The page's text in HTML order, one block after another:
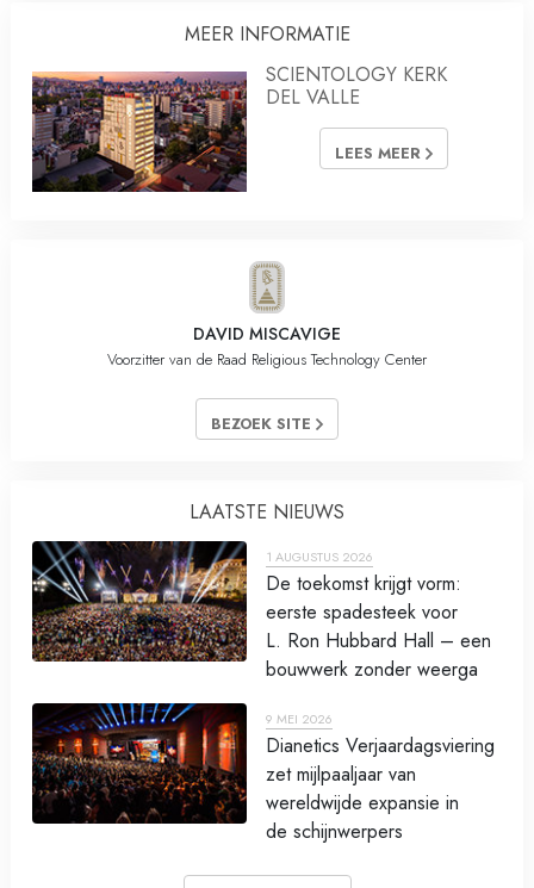
MEER INFORMATIE
SCIENTOLOGY KERK
DEL VALLE
LEES MEER
DAVID MISCAVIGE
Voorzitter van de Raad Religious Technology Center
BEZOEK SITE
LAATSTE NIEUWS
1 AUGUSTUS 2026
De toekomst krijgt vorm:
eerste spadesteek voor
L. Ron Hubbard Hall – een
bouwwerk zonder weerga
9 MEI 2026
Dianetics Verjaardagsviering
zet mijlpaaljaar van
wereldwijde expansie in
de schijnwerpers